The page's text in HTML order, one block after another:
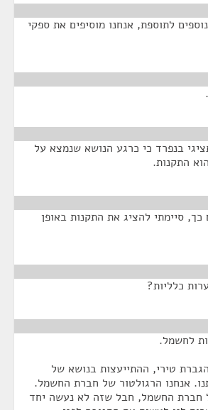
לתוספת, אנחנו מוסיפים את ספקי
בנפרד כי כרגע הנושא שנמצא על
התקנות.
סיימתי להציג את התקנות באופן
כלליות?
לחשמל.
טירי, ההתייעצות בנושא של
אנחנו הרגולטור של חברת החשמל.
חברת החשמל, חבל שזה לא נעשה יחד